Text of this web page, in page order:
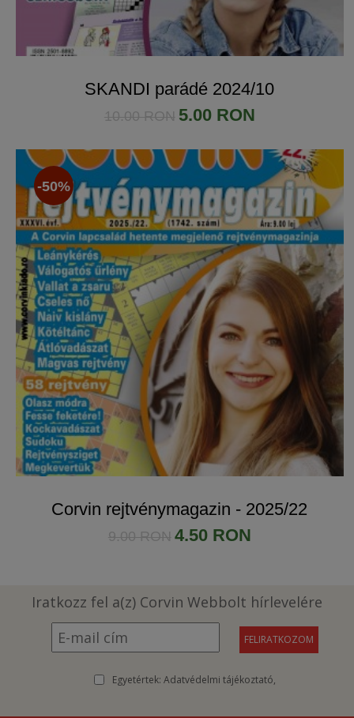
SKANDI parádé 2024/10
10.00 RON 5.00 RON
Corvin rejtvénymagazin - 2025/22
-50%
9.00 RON 4.50 RON
Iratkozz fel a(z) Corvin Webbolt hírlevelére
Egyetértek: Adatvédelmi tájékoztató